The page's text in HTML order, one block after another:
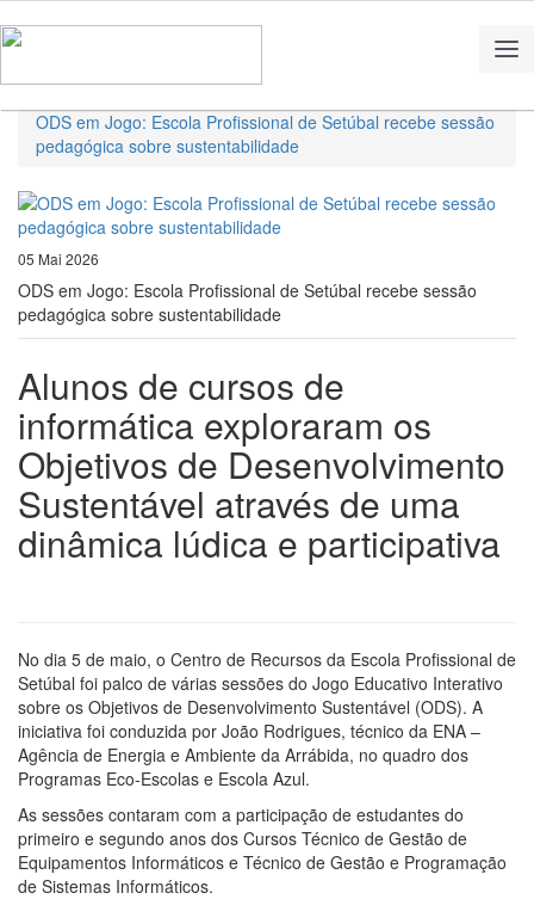
ODS em Jogo: Escola Profissional de Setúbal recebe sessão
pedagógica sobre sustentabilidade
05 Mai 2026
ODS em Jogo: Escola Profissional de Setúbal recebe sessão
pedagógica sobre sustentabilidade
Alunos de cursos de
informática exploraram os
Objetivos de Desenvolvimento
Sustentável através de uma
dinâmica lúdica e participativa
No dia 5 de maio, o Centro de Recursos da Escola Profissional de
Setúbal foi palco de várias sessões do Jogo Educativo Interativo
sobre os Objetivos de Desenvolvimento Sustentável (ODS). A
iniciativa foi conduzida por João Rodrigues, técnico da ENA –
Agência de Energia e Ambiente da Arrábida, no quadro dos
Programas Eco-Escolas e Escola Azul.
As sessões contaram com a participação de estudantes do
primeiro e segundo anos dos Cursos Técnico de Gestão de
Equipamentos Informáticos e Técnico de Gestão e Programação
de Sistemas Informáticos.